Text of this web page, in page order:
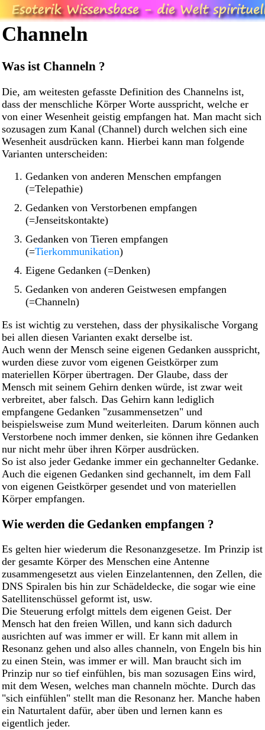
Channeln
Was ist Channeln ?
Die, am weitesten gefasste Definition des Channelns ist,
dass der menschliche Körper Worte ausspricht, welche er
von einer Wesenheit geistig empfangen hat. Man macht sich
sozusagen zum Kanal (Channel) durch welchen sich eine
Wesenheit ausdrücken kann. Hierbei kann man folgende
Varianten unterscheiden:
Gedanken von anderen Menschen empfangen
(=Telepathie)
Gedanken von Verstorbenen empfangen
(=Jenseitskontakte)
Gedanken von Tieren empfangen
(=Tierkommunikation)
Eigene Gedanken (=Denken)
Gedanken von anderen Geistwesen empfangen
(=Channeln)
Es ist wichtig zu verstehen, dass der physikalische Vorgang
bei allen diesen Varianten exakt derselbe ist.
Auch wenn der Mensch seine eigenen Gedanken ausspricht,
wurden diese zuvor vom eigenen Geistkörper zum
materiellen Körper übertragen. Der Glaube, dass der
Mensch mit seinem Gehirn denken würde, ist zwar weit
verbreitet, aber falsch. Das Gehirn kann lediglich
empfangene Gedanken "zusammensetzen" und
beispielsweise zum Mund weiterleiten. Darum können auch
Verstorbene noch immer denken, sie können ihre Gedanken
nur nicht mehr über ihren Körper ausdrücken.
So ist also jeder Gedanke immer ein gechannelter Gedanke.
Auch die eigenen Gedanken sind gechannelt, im dem Fall
von eigenen Geistkörper gesendet und von materiellen
Körper empfangen.
Wie werden die Gedanken empfangen ?
Es gelten hier wiederum die Resonanzgesetze. Im Prinzip ist
der gesamte Körper des Menschen eine Antenne
zusammengesetzt aus vielen Einzelantennen, den Zellen, die
DNS Spiralen bis hin zur Schädeldecke, die sogar wie eine
Satellitenschüssel geformt ist, usw.
Die Steuerung erfolgt mittels dem eigenen Geist. Der
Mensch hat den freien Willen, und kann sich dadurch
ausrichten auf was immer er will. Er kann mit allem in
Resonanz gehen und also alles channeln, von Engeln bis hin
zu einen Stein, was immer er will. Man braucht sich im
Prinzip nur so tief einfühlen, bis man sozusagen Eins wird,
mit dem Wesen, welches man channeln möchte. Durch das
"sich einfühlen" stellt man die Resonanz her. Manche haben
ein Naturtalent dafür, aber üben und lernen kann es
eigentlich jeder.